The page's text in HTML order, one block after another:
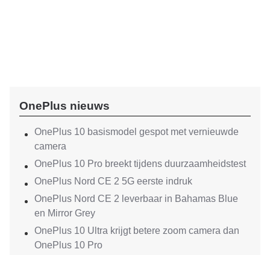
OnePlus nieuws
OnePlus 10 basismodel gespot met vernieuwde
camera
OnePlus 10 Pro breekt tijdens duurzaamheidstest
OnePlus Nord CE 2 5G eerste indruk
OnePlus Nord CE 2 leverbaar in Bahamas Blue
en Mirror Grey
OnePlus 10 Ultra krijgt betere zoom camera dan
OnePlus 10 Pro